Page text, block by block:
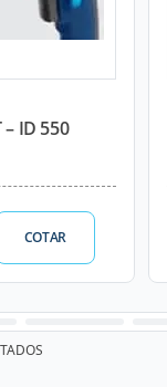
ID 550
COTAR